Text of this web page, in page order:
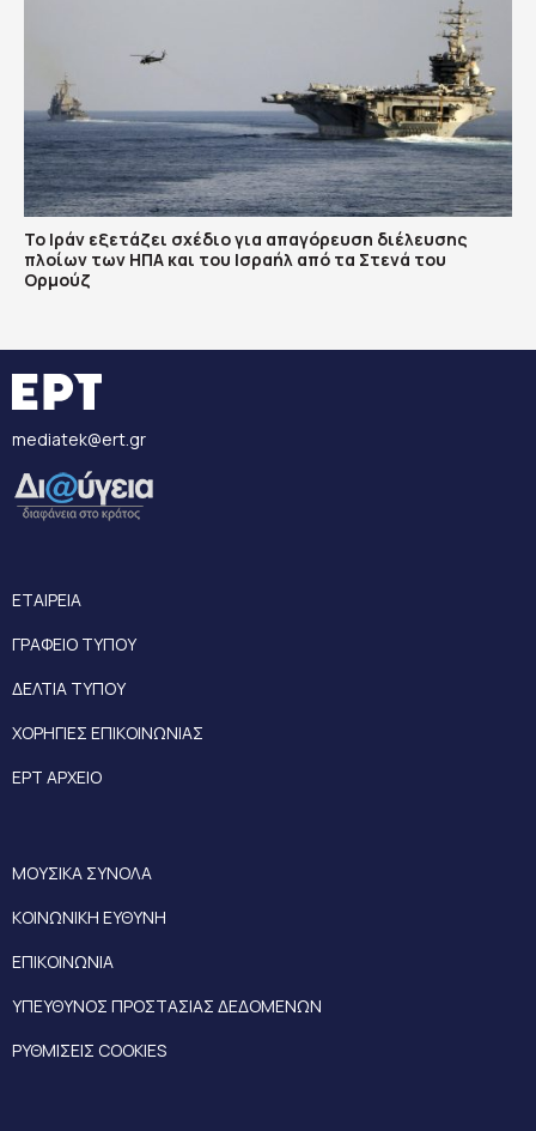
Το Ιράν εξετάζει σχέδιο για απαγόρευση διέλευσης
πλοίων των ΗΠΑ και του Ισραήλ από τα Στενά του
Ορμούζ
mediatek@ert.gr
ΕΤΑΙΡΕΙΑ
ΓΡΑΦΕΙΟ ΤΥΠΟΥ
ΔΕΛΤΙΑ ΤΥΠΟΥ
ΧΟΡΗΓΙΕΣ ΕΠΙΚΟΙΝΩΝΙΑΣ
ΕΡΤ ΑΡΧΕΙΟ
ΜΟΥΣΙΚΑ ΣΥΝΟΛΑ
ΚΟΙΝΩΝΙΚΗ ΕΥΘΥΝΗ
ΕΠΙΚΟΙΝΩΝΙΑ
ΥΠΕΥΘΥΝΟΣ ΠΡΟΣΤΑΣΙΑΣ ΔΕΔΟΜΕΝΩΝ
ΡΥΘΜΙΣΕΙΣ COOKIES